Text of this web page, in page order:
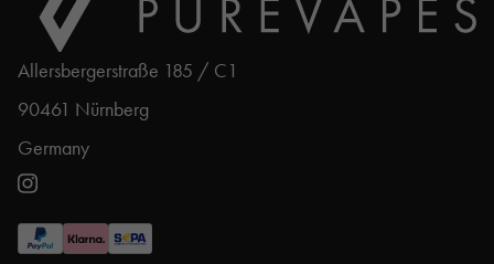
Allersbergerstraße 185 / C1
90461 Nürnberg
Germany